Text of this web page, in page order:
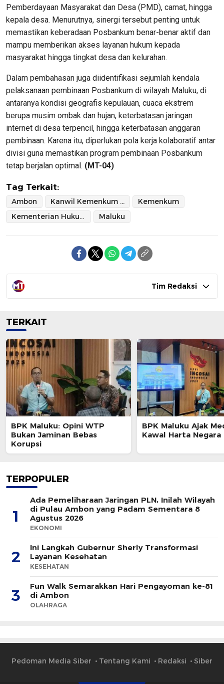
Pemberdayaan Masyarakat dan Desa (PMD), camat, hingga
kepala desa. Menurutnya, sinergi tersebut penting untuk
memastikan keberadaan Posbankum benar-benar aktif dan
mampu memberikan akses layanan hukum kepada
masyarakat hingga tingkat desa dan kelurahan.
Dalam pembahasan juga diidentifikasi sejumlah kendala
pelaksanaan pembinaan Posbankum di wilayah Maluku, di
antaranya kondisi geografis kepulauan, cuaca ekstrem
berupa musim ombak dan hujan, keterbatasan jaringan
internet di desa terpencil, hingga keterbatasan anggaran
pembinaan. Karena itu, diperlukan pola kerja kolaboratif antar
divisi guna memastikan program pembinaan Posbankum
tetap berjalan optimal. (MT-04)
Tag Terkait:
Ambon Kanwil Kemenkum Maluku
Kemenkum
Kementerian Hukum
Maluku
Tim Redaksi
TERKAIT
BPK Maluku: Opini WTP
Bukan Jaminan Bebas
Korupsi
BPK Maluku Ajak
Kawal Harta Negara
TERPOPULER
1
Ada Pemeliharaan Jaringan PLN, Inilah Wilayah
di Pulau Ambon yang Padam Sementara 8
Agustus 2026
EKONOMI
2
Ini Langkah Gubernur Sherly Transformasi
Layanan Kesehatan
KESEHATAN
3
Fun Walk Semarakkan Hari Pengayoman ke-81
di Ambon
OLAHRAGA
Pedoman Media Siber Tentang Kami Redaksi Siber